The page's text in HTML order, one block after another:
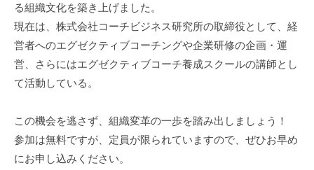
る組織文化を築き上げました。
現在は、株式会社コーチビジネス研究所の取締役として、経
営者へのエグゼクティブコーチングや企業研修の企画・運
営、さらにはエグゼクティブコーチ養成スクールの講師とし
て活動している。
この機会を逃さず、組織変革の一歩を踏み出しましょう！
参加は無料ですが、定員が限られていますので、ぜひお早め
にお申し込みください。